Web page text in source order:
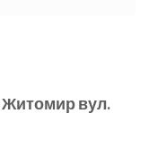
Житомир вул.